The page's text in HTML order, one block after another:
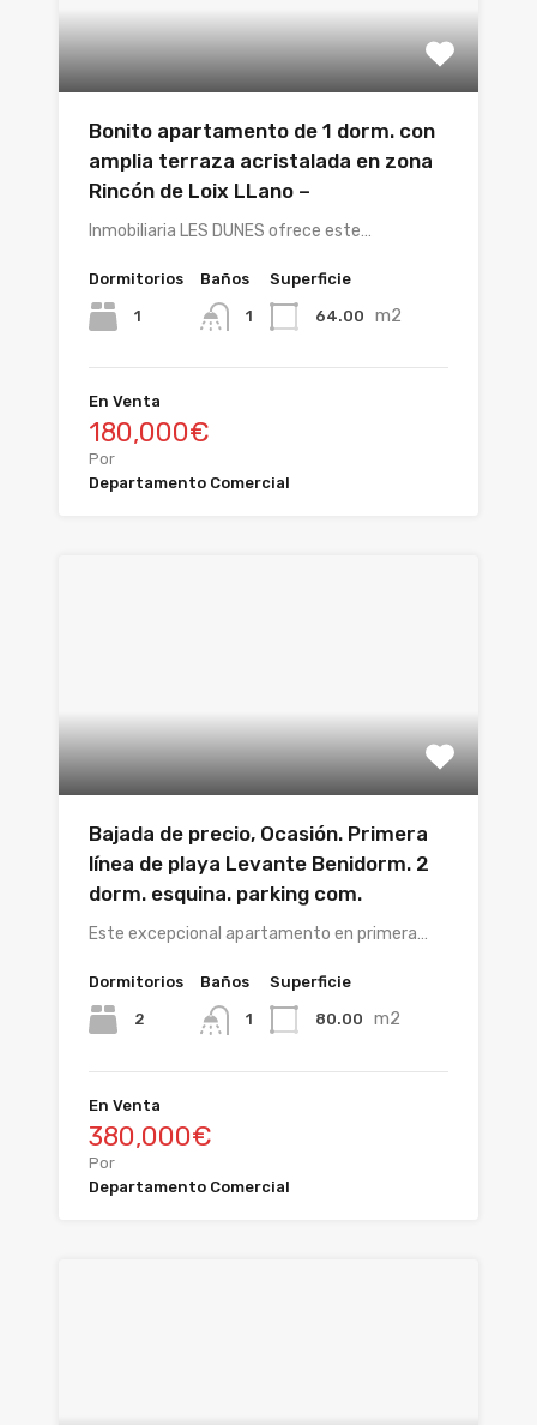
Bonito apartamento de 1 dorm. con
amplia terraza acristalada en zona
Rincón de Loix LLano –
Inmobiliaria LES DUNES ofrece este…
Dormitorios
1
Baños
1
Superficie
64.00 m2
En Venta
180,000€
Por
Departamento Comercial
Bajada de precio, Ocasión. Primera
línea de playa Levante Benidorm. 2
dorm. esquina. parking com.
Este excepcional apartamento en primera…
Dormitorios
2
Baños
1
Superficie
80.00 m2
En Venta
380,000€
Por
Departamento Comercial